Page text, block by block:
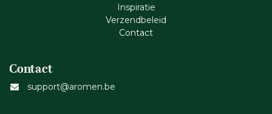
Inspiratie
Verzendbeleid
Cont​act
Contact
support@aromen.be